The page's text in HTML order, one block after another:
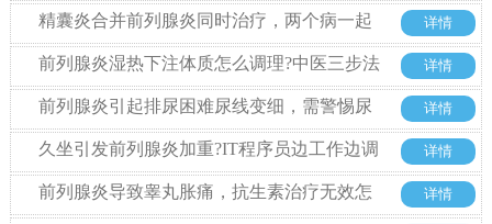
忌什么?
精囊炎合并前列腺炎同时治疗，两个病一起
来从哪里入手
详情
前列腺炎湿热下注体质怎么调理?中医三步法
从根源改善
详情
前列腺炎引起排尿困难尿线变细，需警惕尿
道狭窄
详情
久坐引发前列腺炎加重?IT程序员边工作边调
理的实用妙招
详情
前列腺炎导致睾丸胀痛，抗生素治疗无效怎
详情